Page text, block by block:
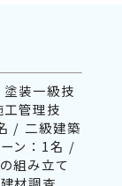
装一級技
管理技
/ 二級建築
ン：1名 /
組み立て